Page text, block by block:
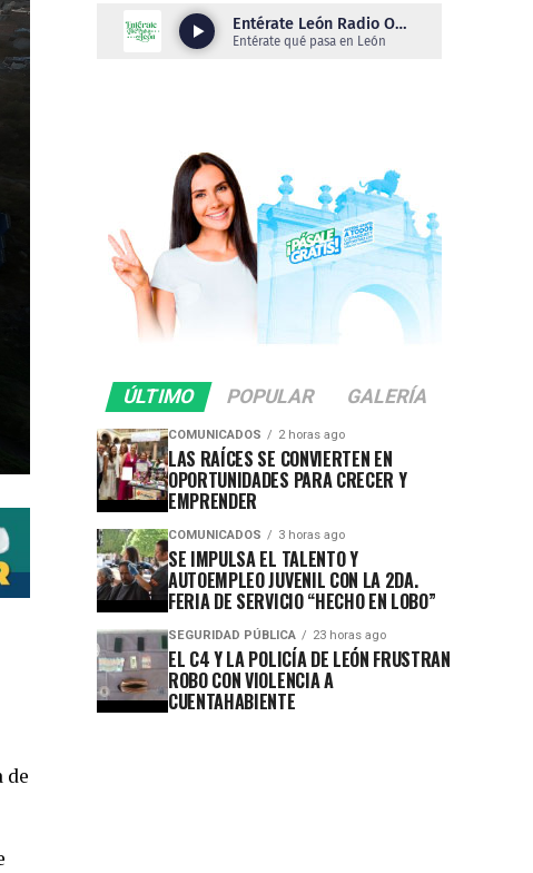
de
ÚLTIMO POPULAR GALERÍA
COMUNICADOS 2 horas ago
LAS RAÍCES SE CONVIERTEN EN
OPORTUNIDADES PARA CRECER Y
EMPRENDER
COMUNICADOS 3 horas ago
SE IMPULSA EL TALENTO Y
AUTOEMPLEO JUVENIL CON LA 2DA.
FERIA DE SERVICIO “HECHO EN LOBO”
SEGURIDAD PÚBLICA 23 horas ago
EL C4 Y LA POLICÍA DE LEÓN FRUSTRAN
ROBO CON VIOLENCIA A
CUENTAHABIENTE